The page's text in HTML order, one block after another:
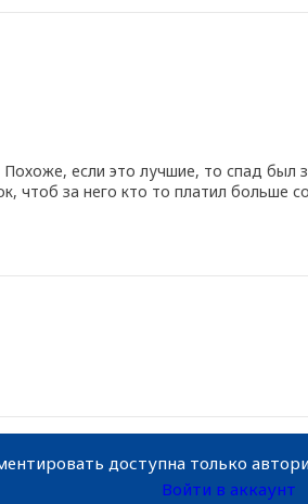
если это лучшие, то спад
чтоб за него кто то платил
доступна только
Войти в аккаунт